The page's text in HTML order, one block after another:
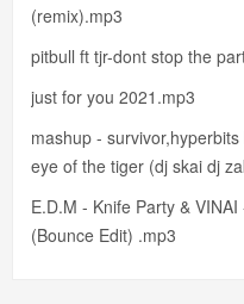
(remix).mp3
pitbull ft tjr-dont stop the
just for you 2021.mp3
mashup -
eye of the tiger (dj skai dj
E.D.M - Knife Party &
(Bounce Edit) .mp3